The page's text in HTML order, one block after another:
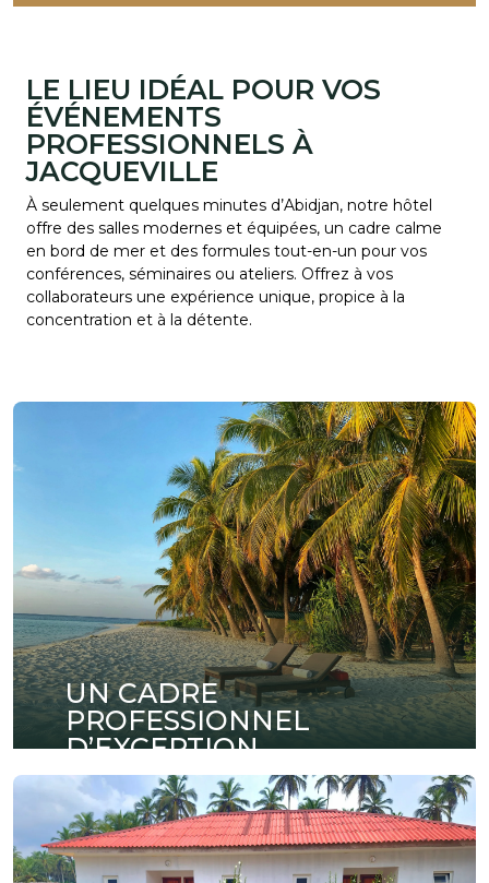
LE LIEU IDÉAL POUR VOS
ÉVÉNEMENTS
PROFESSIONNELS À
JACQUEVILLE
À seulement quelques minutes d’Abidjan, notre hôtel
offre des salles modernes et équipées, un cadre calme
en bord de mer et des formules tout-en-un pour vos
conférences, séminaires ou ateliers. Offrez à vos
collaborateurs une expérience unique, propice à la
concentration et à la détente.
UN CADRE
PROFESSIONNEL
D’EXCEPTION
Organisez vos réunions, séminaires et
conférences dans des espaces modernes
entièrement équipés et pensés pour la réussite
de vos événements professionnels.